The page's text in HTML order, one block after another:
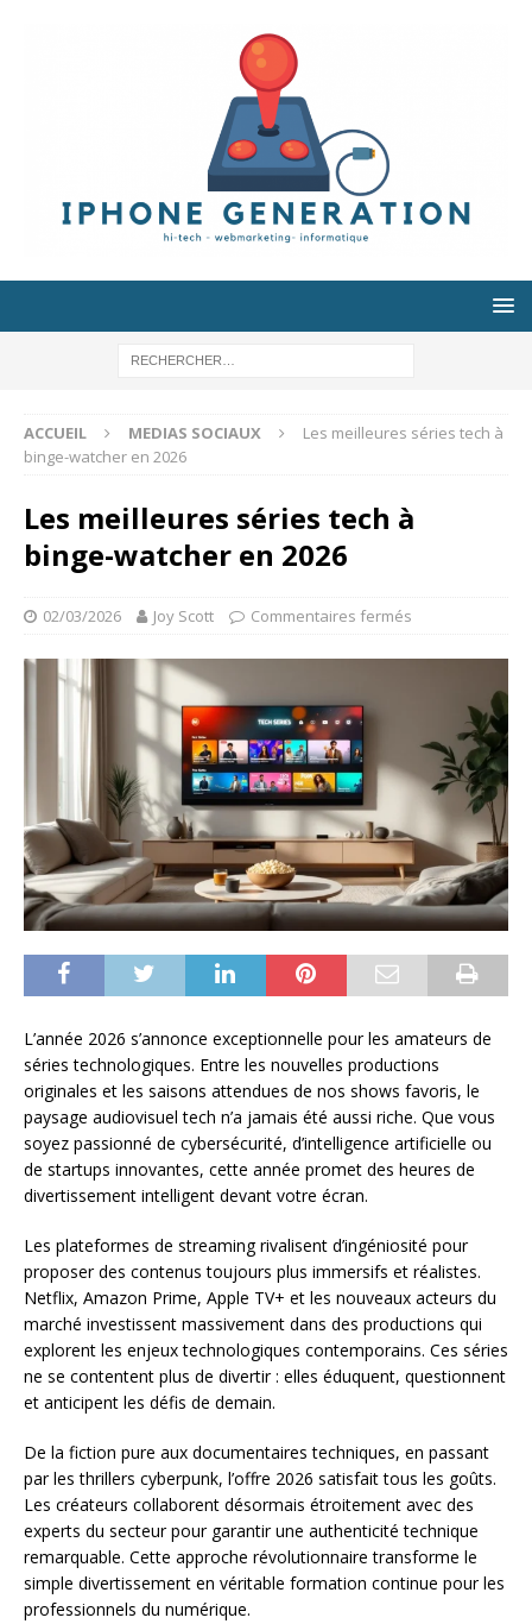
ACCUEIL MEDIAS SOCIAUX
Les meilleures séries tech à
binge-watcher en 2026
Les meilleures séries tech à
binge-watcher en 2026
02/03/2026 Joy Scott Commentaires fermés
L’année 2026 s’annonce exceptionnelle pour les amateurs de
séries technologiques. Entre les nouvelles productions
originales et les saisons attendues de nos shows favoris, le
paysage audiovisuel tech n’a jamais été aussi riche. Que vous
soyez passionné de cybersécurité, d’intelligence artificielle ou
de startups innovantes, cette année promet des heures de
divertissement intelligent devant votre écran.
Les plateformes de streaming rivalisent d’ingéniosité pour
proposer des contenus toujours plus immersifs et réalistes.
Netflix, Amazon Prime, Apple TV+ et les nouveaux acteurs du
marché investissent massivement dans des productions qui
explorent les enjeux technologiques contemporains. Ces séries
ne se contentent plus de divertir : elles éduquent, questionnent
et anticipent les défis de demain.
De la fiction pure aux documentaires techniques, en passant
par les thrillers cyberpunk, l’offre 2026 satisfait tous les goûts.
Les créateurs collaborent désormais étroitement avec des
experts du secteur pour garantir une authenticité technique
remarquable. Cette approche révolutionnaire transforme le
simple divertissement en véritable formation continue pour les
professionnels du numérique.